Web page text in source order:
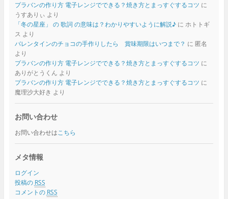
プラバンの作り方 電子レンジでできる？焼き方とまっすぐするコツ に
うすありぃ より
「冬の星座」 の 歌詞 の意味は？わかりやすいように解説♪に ホトトギ
ス より
バレンタインのチョコの手作りしたら 賞味期限はいつまで？ に 匿名
より
プラバンの作り方 電子レンジでできる？焼き方とまっすぐするコツ に
ありがとうくん より
プラバンの作り方 電子レンジでできる？焼き方とまっすぐするコツ に
魔理沙大好き より
お問い合わせ
お問い合わせはこちら
メタ情報
ログイン
投稿の RSS
コメントの RSS